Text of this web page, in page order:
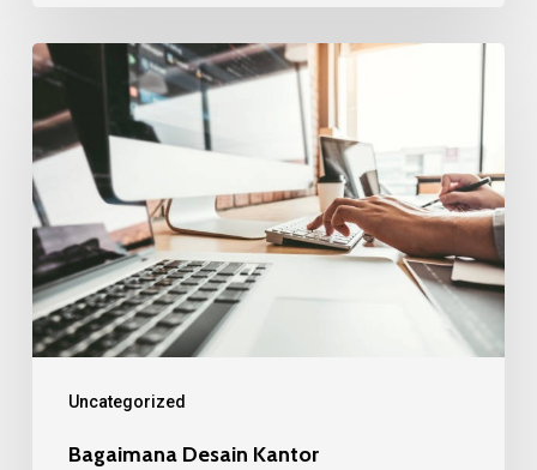
Uncategorized
Bagaimana
Kantor
Mempengaruhi
Kreativitas
Tim
Bagaimana Desain Kantor